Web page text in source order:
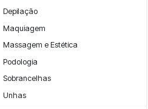
Depilação
Maquiagem
Massagem e Estética
Podologia
Sobrancelhas
Unhas